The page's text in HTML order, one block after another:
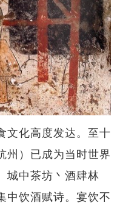
文化高度发达。至十
州）已成为当时世界
城中茶坊丶酒肆林
中饮酒赋诗。宴饮不